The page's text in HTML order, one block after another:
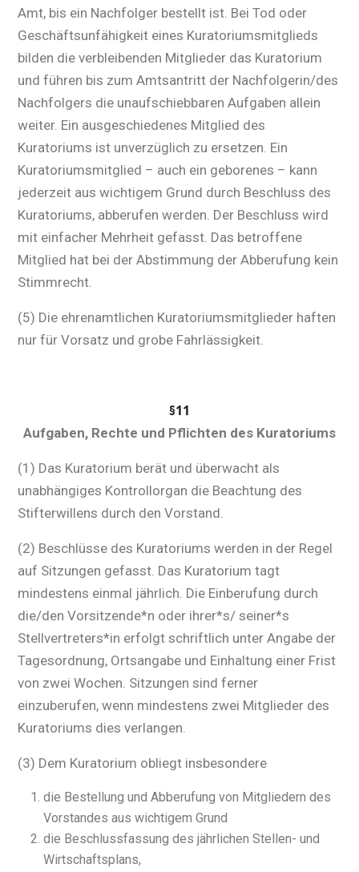
Amt, bis ein Nachfolger bestellt ist. Bei Tod oder
Geschäftsunfähigkeit eines Kuratoriumsmitglieds
bilden die verbleibenden Mitglieder das Kuratorium
und führen bis zum Amtsantritt der Nachfolgerin/des
Nachfolgers die unaufschiebbaren Aufgaben allein
weiter. Ein ausgeschiedenes Mitglied des
Kuratoriums ist unverzüglich zu ersetzen. Ein
Kuratoriumsmitglied – auch ein geborenes – kann
jederzeit aus wichtigem Grund durch Beschluss des
Kuratoriums, abberufen werden. Der Beschluss wird
mit einfacher Mehrheit gefasst. Das betroffene
Mitglied hat bei der Abstimmung der Abberufung kein
Stimmrecht.
(5) Die ehrenamtlichen Kuratoriumsmitglieder haften
nur für Vorsatz und grobe Fahrlässigkeit.
§11
Aufgaben, Rechte und Pflichten des Kuratoriums
(1) Das Kuratorium berät und überwacht als
unabhängiges Kontrollorgan die Beachtung des
Stifterwillens durch den Vorstand.
(2) Beschlüsse des Kuratoriums werden in der Regel
auf Sitzungen gefasst. Das Kuratorium tagt
mindestens einmal jährlich. Die Einberufung durch
die/den Vorsitzende*n oder ihrer*s/ seiner*s
Stellvertreters*in erfolgt schriftlich unter Angabe der
Tagesordnung, Ortsangabe und Einhaltung einer Frist
von zwei Wochen. Sitzungen sind ferner
einzuberufen, wenn mindestens zwei Mitglieder des
Kuratoriums dies verlangen.
(3) Dem Kuratorium obliegt insbesondere
die Bestellung und Abberufung von Mitgliedern des
Vorstandes aus wichtigem Grund
die Beschlussfassung des jährlichen Stellen- und
Wirtschaftsplans,